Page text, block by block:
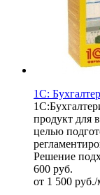
1С:
продукт для
целью
Решение
600 руб.
от 1 500 руб./